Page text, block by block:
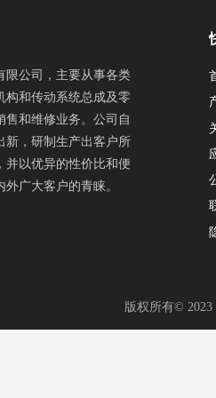
限公司，主要从事各类
构和传动系统总成及零
和维修业务。 公司自
新，研制生产出客户所
并以优异的性价比和便
广大客户的青睐。​​​​​​​
版权所有© 2023